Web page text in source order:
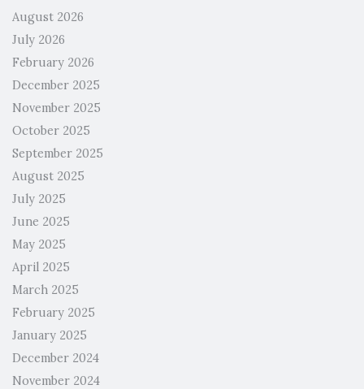
August 2026
July 2026
February 2026
December 2025
November 2025
October 2025
September 2025
August 2025
July 2025
June 2025
May 2025
April 2025
March 2025
February 2025
January 2025
December 2024
November 2024